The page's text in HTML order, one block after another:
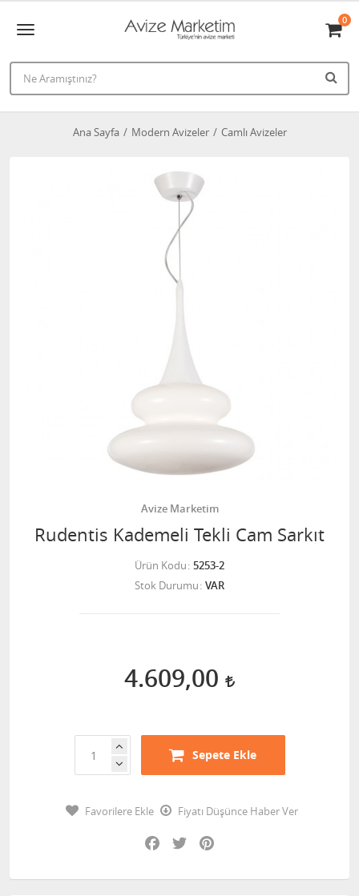
0
Ana Sayfa Modern Avizeler Camlı Avizeler
Avize Marketim
Rudentis Kademeli Tekli Cam Sarkıt
Ürün Kodu 5253-2
Stok Durumu VAR
4.609,00
Sepete Ekle
Favorilere Ekle
Fiyatı Düşünce Haber Ver
Facebook
Twitter